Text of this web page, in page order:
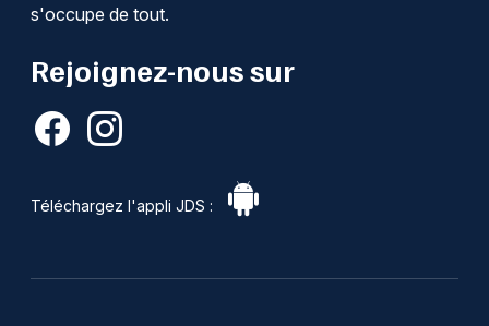
s'occupe de tout.
Rejoignez-nous sur
Téléchargez l'appli JDS :